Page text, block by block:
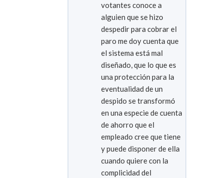
votantes conoce a
alguien que se hizo
despedir para cobrar el
paro me doy cuenta que
el sistema está mal
diseñado, que lo que es
una protección para la
eventualidad de un
despido se transformó
en una especie de cuenta
de ahorro que el
empleado cree que tiene
y puede disponer de ella
cuando quiere con la
complicidad del